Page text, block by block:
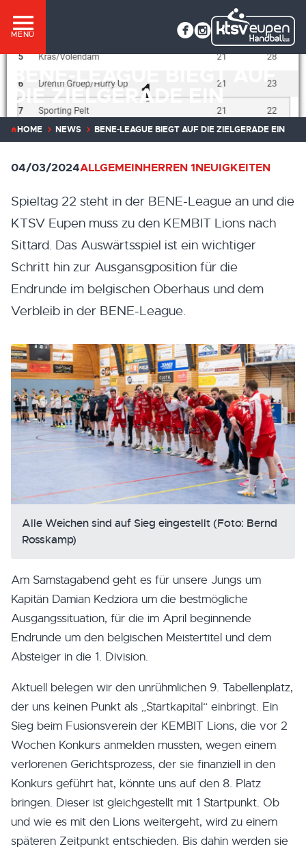
MENÜ
BENE-LEAGUE BIEGT AUF
DIE ZIELGERADE EIN
HOME NEWS BENE-LEAGUE BIEGT AUF DIE ZIELGERADE EIN
04/03/2024ALLGEMEINHERREN 1NEUIGKEITEN
Spieltag 22 steht in der BENE-League an und die
KTSV Eupen muss zu den KEMBIT Lions nach
Sittard. Das Auswärtsspiel ist ein wichtiger
Schritt hin zur Ausgansgposition für die
Endrunde im belgischen Oberhaus und dem
Verbleib in der BENE-League.
Alle Weichen sind auf Sieg eingestellt (Foto: Bernd
Rosskamp)
Am Samstagabend geht es für unsere Jungs um
Kapitän Damian Kedziora um die bestmögliche
Ausgangssituation, für die im April beginnende
Endrunde um den belgischen Meistertitel und dem
Absteiger in die 1. Division.
Aktuell belegen wir den unrühmlichen 9. Tabellenplatz,
der uns keinen Punkt als „Startkapital“ einbringt. Ein
Sieg beim Fusionsverein der KEMBIT Lions, die vor 2
Wochen Konkurs anmelden mussten, wegen einem
verlorenen Gerichtsprozess, der sie finanziell in den
Konkurs geführt hat, könnte uns auf den 8. Platz
bringen. Dieser ist gleichgestellt mit 1 Startpunkt. Ob
und wie es mit den Lions weitergeht, wird zu einem
späteren Zeitpunkt entschieden. Bis dahin werden sie